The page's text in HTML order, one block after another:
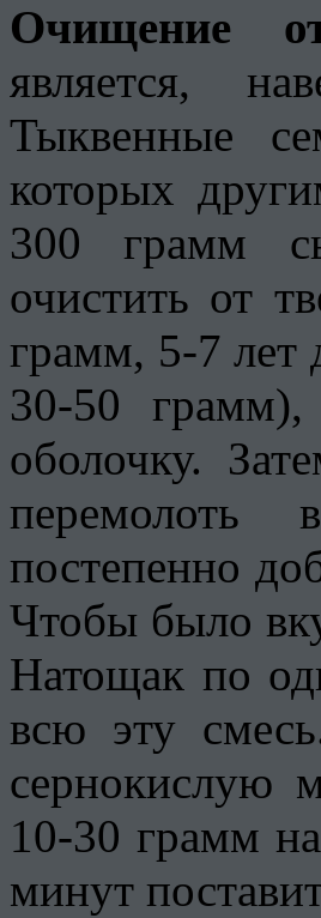
Очищение
является,
Тыквенные
которых
300 грамм
очистить от
грамм, 5-7 лет
30-50 грамм),
оболочку.
постепенно
Чтобы было
Натощак по
всю эту
сернокислую
10-30 грамм
минут